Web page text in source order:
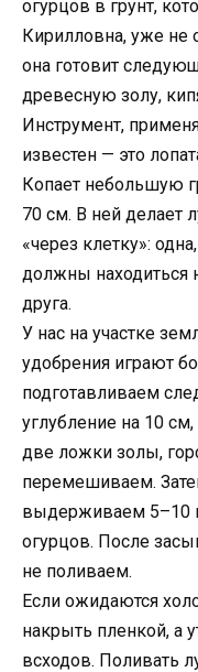
огурцов в грунт,
Кирилловна, уже не
она готовит
древесную золу,
Инструмент,
известен — это
Копает небольшую
70 см. В ней делает
«через клетку»:
должны находиться
друга.
У нас на участке
удобрения играют
подготавливаем
углубление на 10
две ложки золы,
перемешиваем.
выдерживаем 5–10
огурцов. После
не поливаем.
Если ожидаются
накрыть пленкой, а
всходов. Поливать